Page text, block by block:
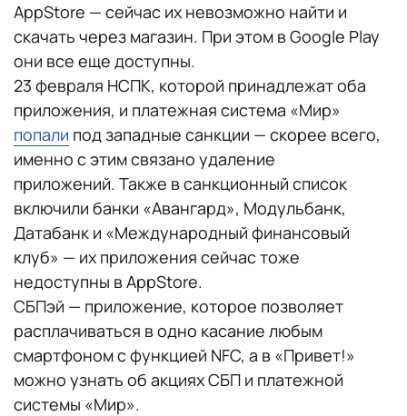
AppStore — сейчас их невозможно найти и
скачать через магазин. При этом в Google Play
они все еще доступны.
23 февраля НСПК, которой принадлежат оба
приложения, и платежная система «Мир»
попали под западные санкции — скорее всего,
именно с этим связано удаление
приложений. Также в санкционный список
включили банки «Авангард», Модульбанк,
Датабанк и «Международный финансовый
клуб» — их приложения сейчас тоже
недоступны в AppStore.
СБПэй — приложение, которое позволяет
расплачиваться в одно касание любым
смартфоном с функцией NFC, а в «Привет!»
можно узнать об акциях СБП и платежной
системы «Мир».